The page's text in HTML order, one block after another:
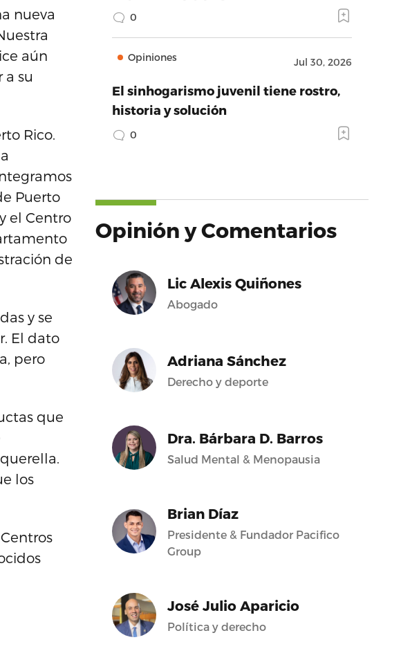
nueva
aún
a su
Rico.
Puerto
el Centro
de
y se
El dato
pero
que
los
0
Opiniones Jul 30, 2026
El sinhogarismo juvenil tiene rostro,
historia y solución
0
Opinión y Comentarios
Lic Alexis Quiñones
Abogado
Adriana Sánchez
Derecho y deporte
Dra. Bárbara D. Barros
Salud Mental & Menopausia
Brian Díaz
Presidente & Fundador Pacifico
Group
José Julio Aparicio
Política y derecho